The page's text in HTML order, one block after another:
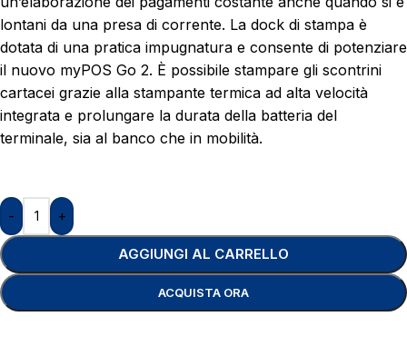
lontani da una presa di corrente. La dock di stampa è
dotata di una pratica impugnatura e consente di potenziare
il nuovo myPOS Go 2. È possibile stampare gli scontrini
cartacei grazie alla stampante termica ad alta velocità
integrata e prolungare la durata della batteria del
terminale, sia al banco che in mobilità.
- +
AGGIUNGI AL CARRELLO
ACQUISTA ORA